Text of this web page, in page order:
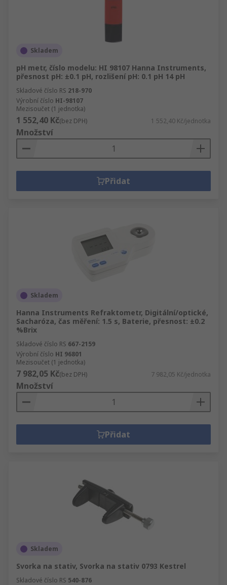
Skladem
pH metr, číslo modelu: HI 98107 Hanna Instruments,
přesnost pH: ±0.1 pH, rozlišení pH: 0.1 pH 14 pH
Skladové číslo RS 218-970
Výrobní číslo HI-98107
Mezisoučet (1 jednotka)
1 552,40 Kč(bez DPH) 1 552,40 Kč/jednotka
Množství
Přidat
Skladem
Hanna Instruments Refraktometr, Digitální/optické,
Sacharóza, čas měření: 1.5 s, Baterie, přesnost: ±0.2
%Brix
Skladové číslo RS 667-2159
Výrobní číslo HI 96801
Mezisoučet (1 jednotka)
7 982,05 Kč(bez DPH) 7 982,05 Kč/jednotka
Množství
Přidat
Skladem
Svorka na stativ, Svorka na stativ 0793 Kestrel
Skladové číslo RS 540-876